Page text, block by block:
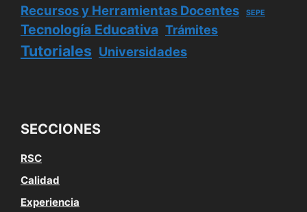
Recursos y Herramientas Docentes SEPE
Tecnología Educativa Trámites
Tutoriales Universidades
SECCIONES
RSC
Calidad
Experiencia